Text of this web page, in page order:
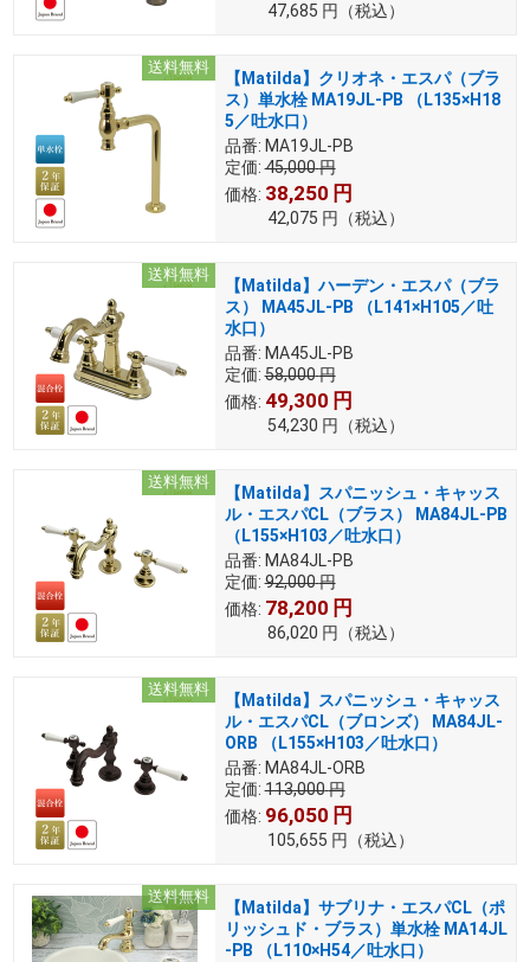
47,685 円 （税込）
送料無料
【Matilda】クリオネ・エスパ（ブラ
ス）単水栓 MA19JL-PB （L135×H18
5／吐水口）
品番: MA19JL-PB
定価: 45,000円
価格: 38,250 円
42,075 円 （税込）
送料無料
【Matilda】ハーデン・エスパ（ブラ
ス） MA45JL-PB （L141×H105／吐
水口）
品番: MA45JL-PB
定価: 58,000円
価格: 49,300 円
54,230 円 （税込）
送料無料
【Matilda】スパニッシュ・キャッス
ル・エスパCL（ブラス） MA84JL-PB
（L155×H103／吐水口）
品番: MA84JL-PB
定価: 92,000円
価格: 78,200 円
86,020 円 （税込）
送料無料
【Matilda】スパニッシュ・キャッス
ル・エスパCL（ブロンズ） MA84JL-
ORB （L155×H103／吐水口）
品番: MA84JL-ORB
定価: 113,000円
価格: 96,050 円
105,655 円 （税込）
送料無料
【Matilda】サブリナ・エスパCL（ポ
リッシュド・ブラス）単水栓 MA14JL
-PB （L110×H54／吐水口）